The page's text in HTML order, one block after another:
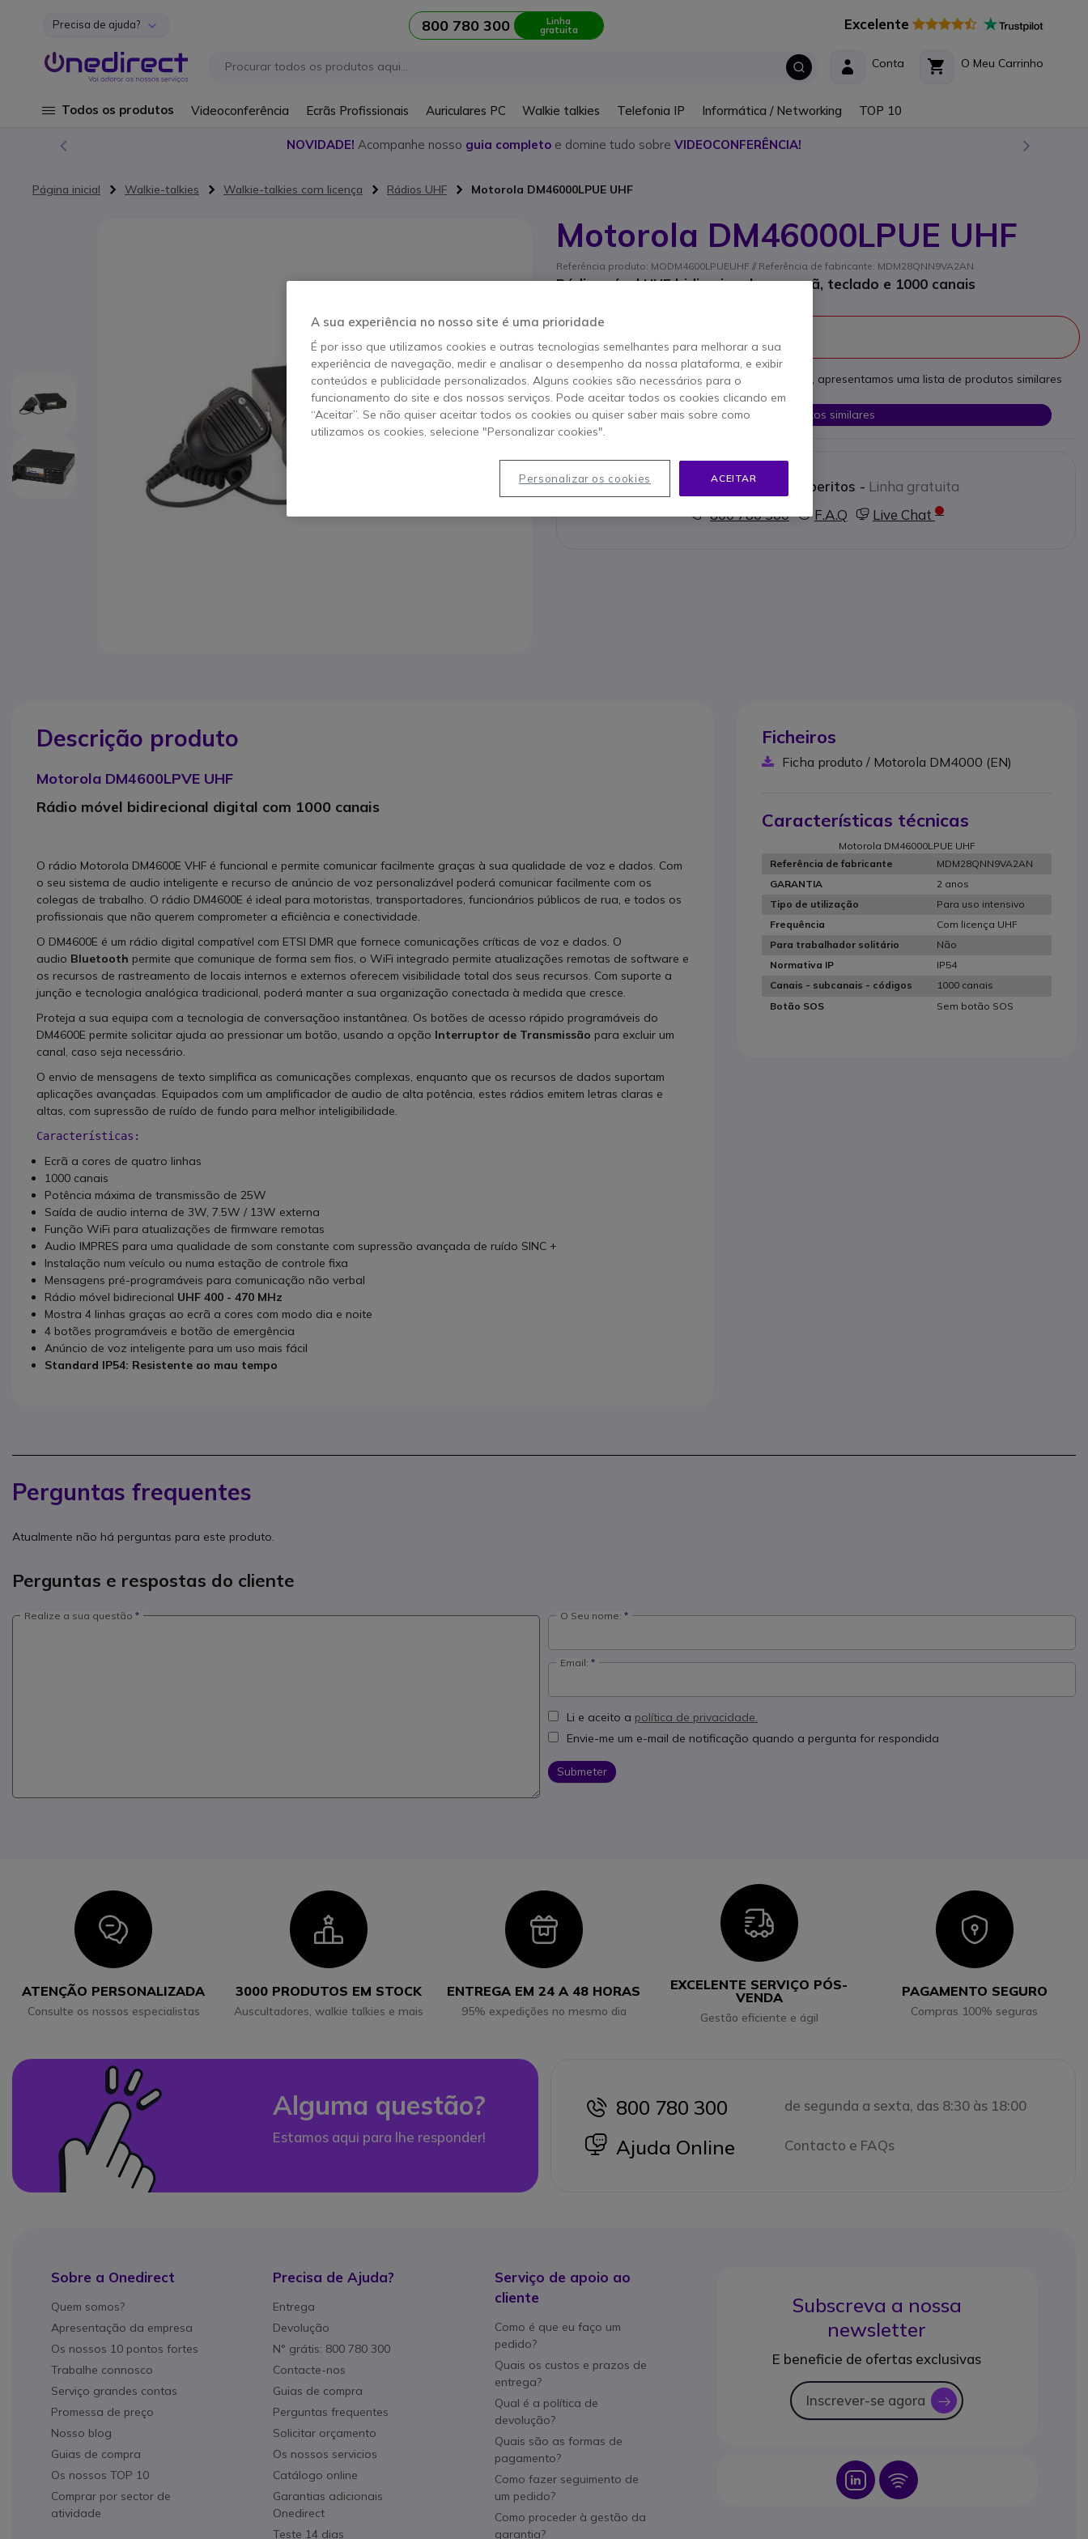
Ir para o Conteúdo
Precisa de ajuda? 800 780 300 Linha
gratuita Excelente
O Meu Carrinho
Conta
Todos os produtos Videoconferência Ecrãs Profissionais Auriculares PC Walkie talkies Telefonia IP Informática / Networking TOP 10
NOVIDADE! Acompanhe nosso guia completo e domine tudo sobre VIDEOCONFERÊNCIA!
Página inicial Walkie-talkies Walkie-talkies com licença Rádios UHF Motorola DM46000LPUE UHF
Motorola DM46000LPUE UHF
Referência produto: MODM4600LPUEUHF // Referência de fabricante: MDM28QNN9VA2AN
Rádio móvel UHF bidirecional com ecrã, teclado e 1000 canais
Para melhor satisfazer as suas necessidades, apresentamos uma lista de produtos similares
Ver produtos similares
Contacte os nossos peritos - Linha gratuita
800 780 300
F.A.Q Live Chat
Descrição produto
Motorola DM4600LPVE UHF
Rádio móvel bidirecional digital com 1000 canais
O rádio Motorola DM4600E VHF é funcional e permite comunicar facilmente graças à sua qualidade de voz e dados. Com
o seu sistema de audio inteligente e recurso de anúncio de voz personalizável poderá comunicar facilmente com os
colegas de trabalho. O rádio DM4600E é ideal para motoristas, transportadores, funcionários públicos de rua, e todos os
profissionais que não querem comprometer a eficiência e conectividade.
O DM4600E é um rádio digital compatível com ETSI DMR que fornece comunicações críticas de voz e dados. O
audio Bluetooth permite que comunique de forma sem fios, o WiFi integrado permite atualizações remotas de software e
os recursos de rastreamento de locais internos e externos oferecem visibilidade total dos seus recursos. Com suporte a
junção e tecnologia analógica tradicional, poderá manter a sua organização conectada à medida que cresce.
Proteja a sua equipa com a tecnologia de conversaçãoo instantânea. Os botões de acesso rápido programáveis do
DM4600E permite solicitar ajuda ao pressionar um botão, usando a opção Interruptor de Transmissão para excluir um
canal, caso seja necessário.
O envio de mensagens de texto simplifica as comunicações complexas, enquanto que os recursos de dados suportam
aplicações avançadas. Equipados com um amplificador de audio de alta potência, estes rádios emitem letras claras e
altas, com supressão de ruído de fundo para melhor inteligibilidade.
Características:
Ecrã a cores de quatro linhas
1000 canais
Potência máxima de transmissão de 25W
Saída de audio interna de 3W, 7.5W / 13W externa
Função WiFi para atualizações de firmware remotas
Audio IMPRES para uma qualidade de som constante com supressão avançada de ruído SINC +
Instalação num veículo ou numa estação de controle fixa
Mensagens pré-programáveis para comunicação não verbal
Rádio móvel bidirecional UHF 400 - 470 MHz
Mostra 4 linhas graças ao ecrã a cores com modo dia e noite
4 botões programáveis e botão de emergência
Anúncio de voz inteligente para um uso mais fácil
Standard IP54: Resistente ao mau tempo
Ficheiros
Ficha produto / Motorola DM4000 (EN)
Características técnicas
Motorola DM46000LPUE UHF
Referência de fabricante
MDM28QNN9VA2AN
GARANTIA
2 anos
Tipo de utilização
Para uso intensivo
Frequência
Com licença UHF
Para trabalhador solitário
Não
Normativa IP
IP54
Canais - subcanais - códigos
1000 canais
Botão SOS
Sem botão SOS
Perguntas frequentes
Atualmente não há perguntas para este produto.
Perguntas e respostas do cliente
Realize a sua questão O Seu nome:
Email:
Li e aceito a política de privacidade.
Envie-me um e-mail de notificação quando a pergunta for respondida
Submeter
Icon
ATENÇÃO PERSONALIZADA
Consulte os nossos especialistas
Icon
3000 PRODUTOS EM STOCK
Auscultadores, walkie talkies e mais
Icon
ENTREGA EM 24 A 48 HORAS
95% expedições no mesmo dia
Icon
EXCELENTE SERVIÇO PÓS-
VENDA
Gestão eficiente e ágil
Icon
PAGAMENTO SEGURO
Compras 100% seguras
Alguma questão?
Estamos aqui para lhe responder!
icon
800 780 300 de segunda a sexta, das 8:30 às 18:00
icon
Ajuda Online Contacto e FAQs
Sobre a Onedirect
Quem somos?
Apresentação da empresa
Os nossos 10 pontos fortes
Trabalhe connosco
Serviço grandes contas
Promessa de preço
Nosso blog
Guias de compra
Os nossos TOP 10
Comprar por sector de
atividade
Precisa de Ajuda?
Entrega
Devolução
N° grátis: 800 780 300
Contacte-nos
Guias de compra
Perguntas frequentes
Solicitar orçamento
Os nossos servicios
Catálogo online
Garantias adicionais
Onedirect
Teste 14 dias
Serviço de apoio ao
cliente
Como é que eu faço um
pedido?
Quais os custos e prazos de
entrega?
Qual é a política de
devolução?
Quais são as formas de
pagamento?
Como fazer seguimento de
um pedido?
Como proceder à gestão da
garantia?
Subscreva a nossa
newsletter
E beneficie de ofertas exclusivas
Inscrever-se agora icon
Icon Icon
A sua experiência no nosso site é uma prioridade
É por isso que utilizamos cookies e outras tecnologias semelhantes para melhorar a sua
experiência de navegação, medir e analisar o desempenho da nossa plataforma, e exibir
conteúdos e publicidade personalizados. Alguns cookies são necessários para o
funcionamento do site e dos nossos serviços. Pode aceitar todos os cookies clicando em
“Aceitar”. Se não quiser aceitar todos os cookies ou quiser saber mais sobre como
utilizamos os cookies, selecione "Personalizar cookies".
ACEITAR
Personalizar os cookies